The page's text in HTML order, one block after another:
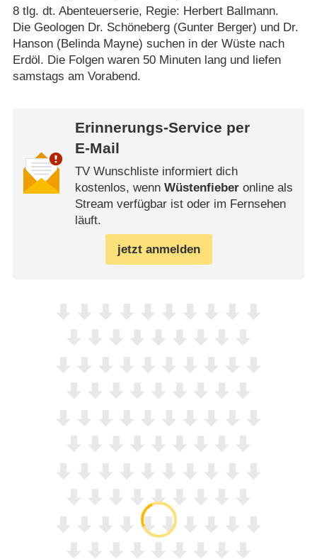
8 tlg. dt. Abenteuerserie, Regie: Herbert Ballmann.
Die Geologen Dr. Schöneberg (Gunter Berger) und Dr.
Hanson (Belinda Mayne) suchen in der Wüste nach
Erdöl. Die Folgen waren 50 Minuten lang und liefen
samstags am Vorabend.
Erinnerungs-Service per
E-Mail
TV Wunschliste informiert dich
kostenlos, wenn Wüstenfieberonline als
Stream verfügbar ist oder im Fernsehen
läuft.
jetzt anmelden